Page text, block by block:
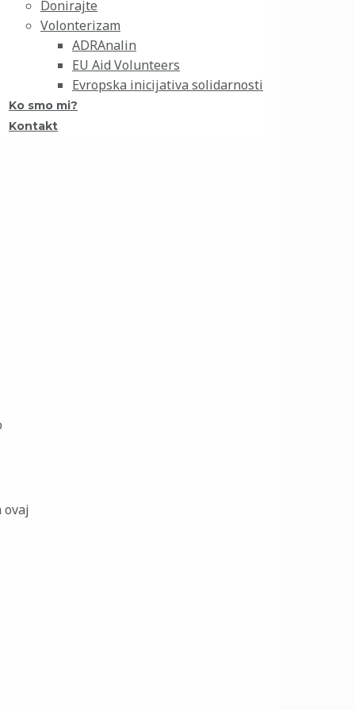
Donirajte
Volonterizam
ADRAnalin
EU Aid Volunteers
Evropska inicijativa solidarnosti
Ko smo mi?
Kontakt
ovaj